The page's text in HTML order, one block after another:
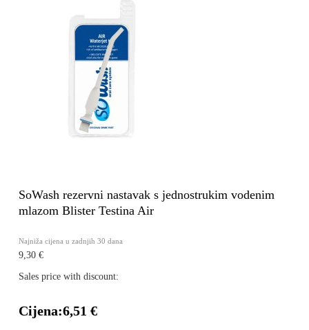
SoWash rezervni nastavak s jednostrukim vodenim
mlazom Blister Testina Air
Najniža cijena u zadnjih 30 dana
9,30 €
Sales price with discount:
Cijena:6,51 €